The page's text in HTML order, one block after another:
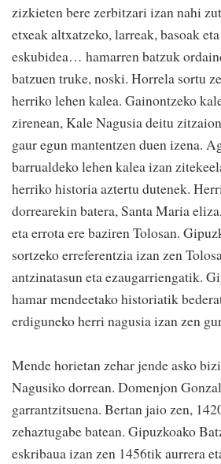
zizkieten bere zerbitzari izan nahi
etxeak altxatzeko, larreak, basoak
eskubidea… hamarren batzuk
batzuen truke, noski. Horrela sortu
herriko lehen kalea. Gainontzeko
zirenean, Kale Nagusia deitu
gaur egun mantentzen duen izena.
barrualdeko lehen kalea izan
herriko historia aztertu dutenek.
dorrearekin batera, Santa Maria
eta errota ere baziren Tolosan.
sortzeko erreferentzia izan zen
antzinatasun eta ezaugarriengatik.
hamar mendeetako historiatik
erdiguneko herri nagusia izan zen
Mende horietan zehar jende asko
Nagusiko dorrean. Domenjon
garrantzitsuena. Bertan jaio zen,
zehaztugabe batean. Gipuzkoako
eskribaua izan zen 1456tik aurrera